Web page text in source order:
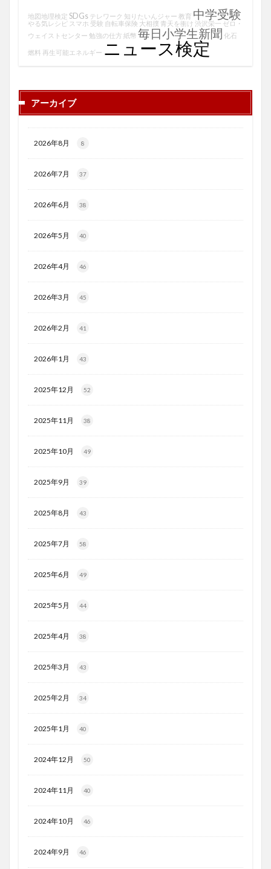
地図地理検定 SDGs テレワーク 知りたいんジャー 教育 中学受験
やる気レシピ スマホ 受験 自転車保険 大相撲 青天を衝け 渋沢栄一 ゼロ・
ウェイストセンター 勉強の仕方 紙幣 毎日小学生新聞 化石
燃料 再生可能エネルギー ニュース検定
アーカイブ
2026年8月 8
2026年7月 37
2026年6月 38
2026年5月 40
2026年4月 46
2026年3月 45
2026年2月 41
2026年1月 43
2025年12月 52
2025年11月 38
2025年10月 49
2025年9月 39
2025年8月 43
2025年7月 58
2025年6月 49
2025年5月 44
2025年4月 38
2025年3月 43
2025年2月 34
2025年1月 40
2024年12月 50
2024年11月 40
2024年10月 46
2024年9月 46